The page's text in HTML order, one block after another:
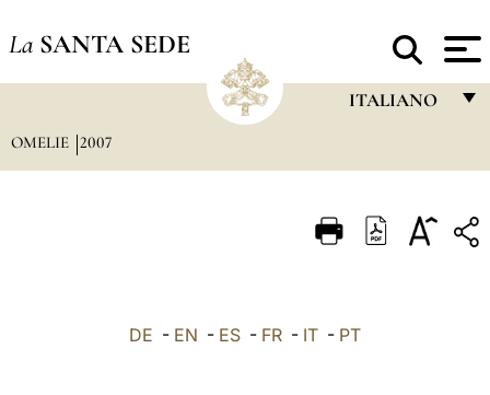
La SANTA SEDE
ITALIANO
ITALIANO
OMELIE 2007
DE - EN - ES - FR - IT - PT